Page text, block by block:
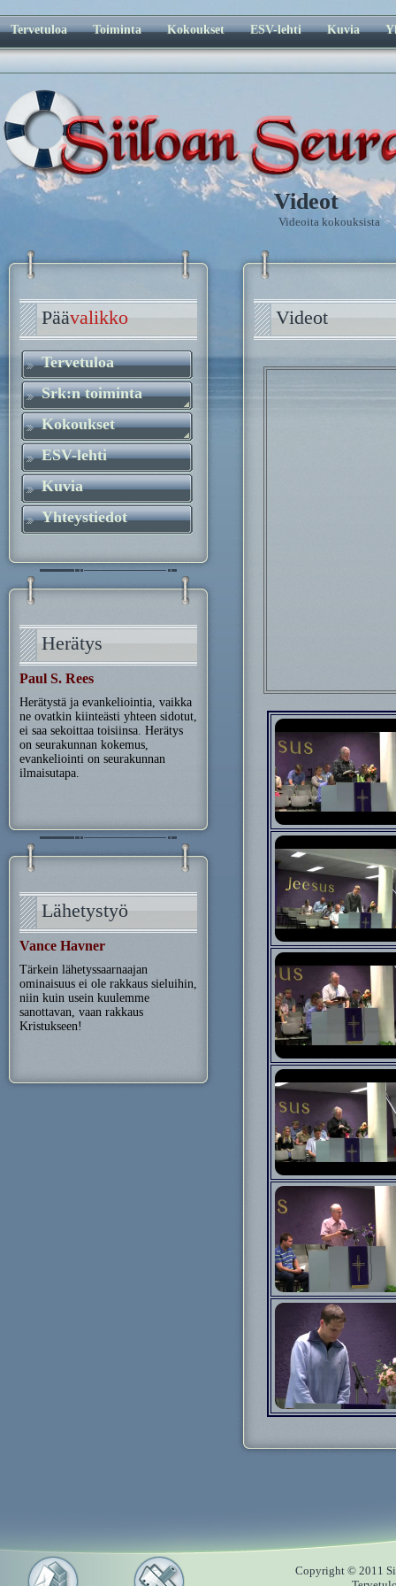
Tervetuloa Toiminta Kokoukset ESV-lehti Kuvia
Videot
Videoita kokouksista
Päävalikko
Tervetuloa
Srk:n toiminta
Kokoukset
ESV-lehti
Kuvia
Yhteystiedot
Herätys
Paul S. Rees
Herätystä ja evankeliointia, vaikka
ne ovatkin kiinteästi yhteen sidotut,
ei saa sekoittaa toisiinsa. Herätys
on seurakunnan kokemus,
evankeliointi on seurakunnan
ilmaisutapa.
Lähetystyö
Vance Havner
Tärkein lähetyssaarnaajan
ominaisuus ei ole rakkaus sieluihin,
niin kuin usein kuulemme
sanottavan, vaan rakkaus
Kristukseen!
Videot
Copyright © 2011